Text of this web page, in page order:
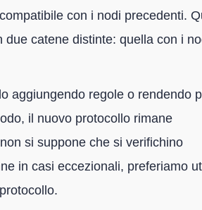
con i nodi precedenti.
catene distinte: quella con i
aggiungendo regole o rendendo
il nuovo protocollo rimane
si suppone che si verifichino
in casi eccezionali, preferiamo